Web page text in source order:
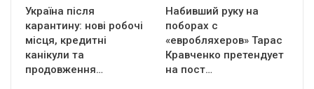
Україна після
карантину: нові робочі
місця, кредитні
канікули та
продовження…
Набивший руку на
поборах с
«евробляхеров» Тарас
Кравченко претендует
на пост…